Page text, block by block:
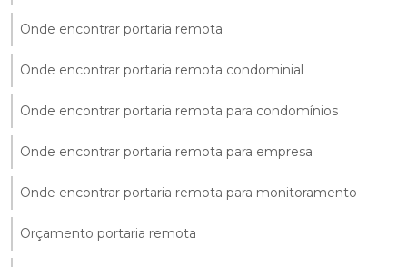
Onde encontrar portaria remota
Onde encontrar portaria remota condominial
Onde encontrar portaria remota para condomínios
Onde encontrar portaria remota para empresa
Onde encontrar portaria remota para monitoramento
Orçamento portaria remota